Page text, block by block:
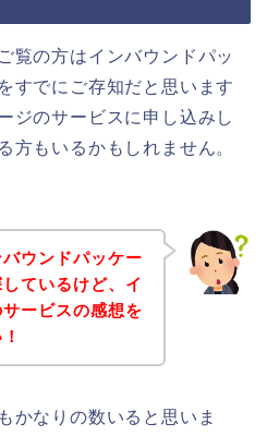
覧の方はインバウンドパッ
すでにご存知だと思います
ジのサービスに申し込みし
方もいるかもしれません。
ウンドパッケー
ているけど、イ
ービスの感想を
かなりの数いると思いま